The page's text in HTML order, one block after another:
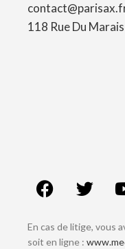
118 Rue Du
En cas de litige, vous
soit en ligne :